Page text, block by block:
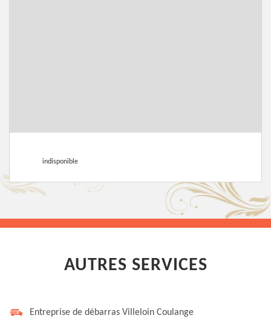
indisponible
AUTRES SERVICES
Entreprise de débarras Villeloin Coulange